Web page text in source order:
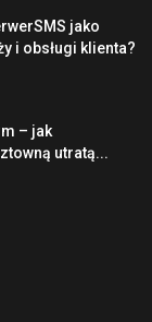
jako
i obsługi klienta?
– jak
utratą...